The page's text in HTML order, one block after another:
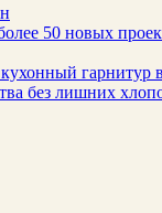
50 новых
гарнитур
без лишних